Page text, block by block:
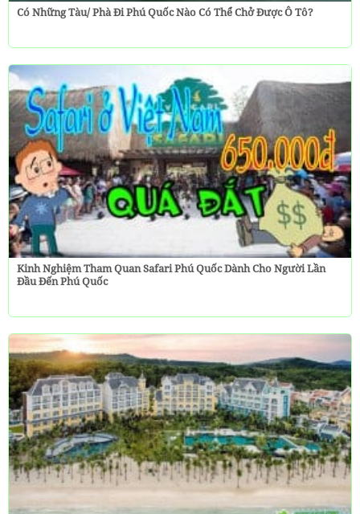
Có Những Tàu/ Phà Đi Phú Quốc Nào Có Thể Chở Được Ô Tô?
Kinh Nghiệm Tham Quan Safari Phú Quốc Dành Cho Người Lần
Đầu Đến Phú Quốc